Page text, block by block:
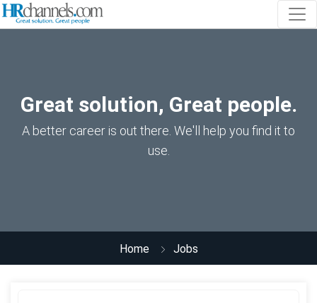
Great solution, Great people.
A better career is out there. We'll help you find it to
use.
Home Jobs